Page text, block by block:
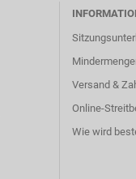
Versand &
Online-
Wie wird